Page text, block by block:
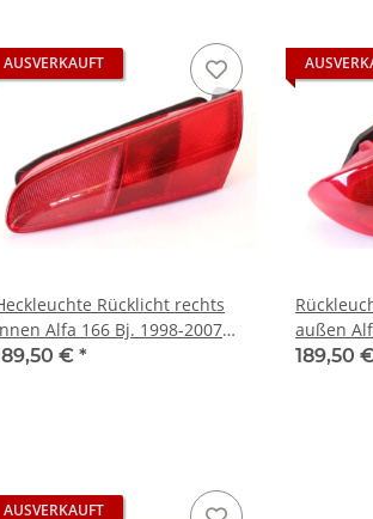
AUSVERKAUFT
Rücklicht rechts
Alfa 166 Bj. 1998-2007
Original
€ *
außen
NEU
189,50
AUSVERKAUFT